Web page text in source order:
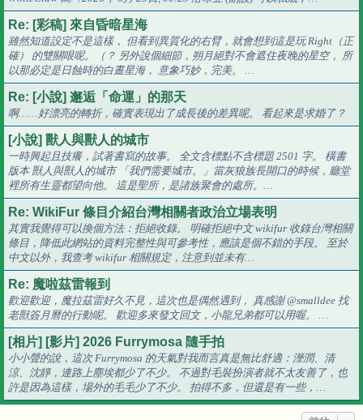
Re: [彩稿] 來自昏暗星海
雖然知道設定不是這樣， 但看到異質化的右臂，就會想到這是玩 Right（正
確） 的雙關哏呢。（？ 另外說個細節，朔月絕對不會遮住夜晚的星空， 所
以那必定是日蝕時的白晝星海， 意象巧妙，完美。 …
Re: [小說] 邂逅「命運」的那天
啊……好漂亮的轉折，確實表現出了成長後的差異呢。 看起來是求婚了？
[小說] 獸人與獸人的城市
一時興起且技癢，試著書寫的故事。 全文含標點不含標題 2501 字。 橫書
版本 獸人與獸人的城市 「我們需要城市。」當灰狼族長開口的時候，廳堂
裡所有生靈都望向他。 這是聖所，是諸族聚會的處所。…
Re: WikiFur 條目介紹台灣相關者政治立場表明
其實我覺得可以換個方法：拒絕收錄。 明確拒絕中文 wikifur 收錄台灣相關
條目，降低此網站的資料完整性與可參考性，應該是個不錯的手段。 至於
中文以外，我查考 wikifur 相關規定，注意到並未有…
Re: 魔啦茲雷報到
歡迎歡迎，魔拉茲雷好久不見，這次也是偶然遇到， 真感謝 @smalldee 找
老獸簽月曆的行動呢。 歡迎多來發文回文，小龍兄弟都可以用喔。 …
[相片] [影片] 2026 Furrymosa 隨手拍
小小聲的說，這次 Furrymosa 的天氣對我而言真是無比舒適：溼潤、清
涼、沈靜，連路上塵埃都少了不少。 不過對毛裝扮演者就不太友善了，也
許是因為這樣，場外的毛毛少了不少。 拍得不多，但還是有一些，…